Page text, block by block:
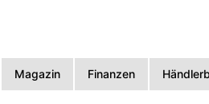
Magazin Finanzen